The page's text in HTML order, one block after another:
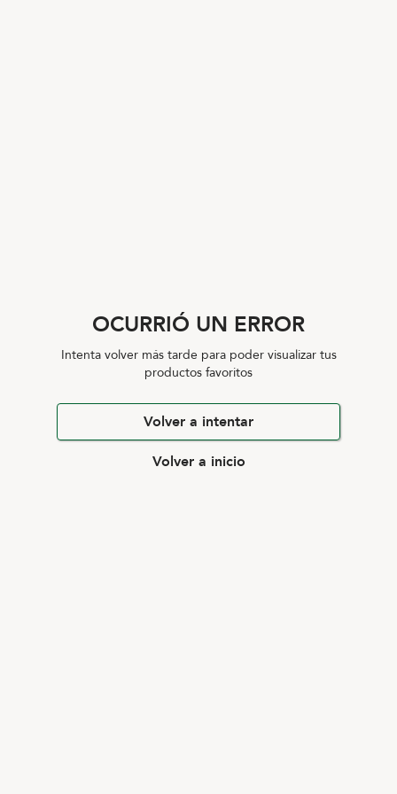
OCURRIÓ UN ERROR
Intenta volver más tarde para poder visualizar tus
productos favoritos
Volver a intentar
Volver a inicio